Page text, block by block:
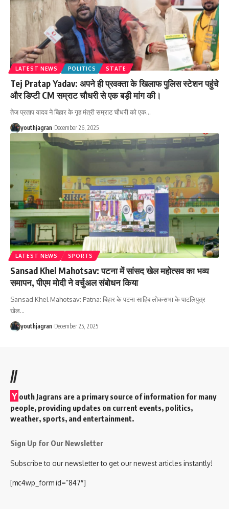
LATEST NEWS POLITICS STATE
Tej Pratap Yadav: अपने ही प्रवक्ता के खिलाफ पुलिस स्टेशन पहुंचे
और डिप्टी CM सम्राट चौधरी से एक बड़ी मांग की।
तेज प्रताप यादव ने बिहार के गृह मंत्री सम्राट चौधरी को एक…
youthjagran December 26, 2025
LATEST NEWS SPORTS
‎Sansad Khel Mahotsav: पटना में सांसद खेल महोत्सव का भव्य
समापन, पीएम मोदी ने वर्चुअल संबोधन किया
Sansad Khel Mahotsav: Patna: बिहार के पटना साहिब लोकसभा के पाटलिपुत्र
खेल…
youthjagran December 25, 2025
//
Y outh Jagrans are a primary source of information for many
people, providing updates on current events, politics,
weather, sports, and entertainment.
Sign Up for Our Newsletter
Subscribe to our newsletter to get our newest articles instantly!
[mc4wp_form id=”847″]